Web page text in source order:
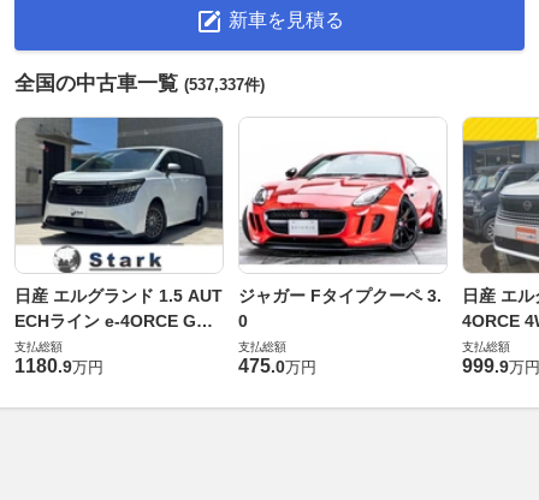
新車を見積る
全国の中古車一覧 (537,337件)
日産 エルグランド 1.5 AUT
ECHライン e-4ORCE Gス
ペック 4WD
支払総額
1180.9万円
ジャガー Fタイプクーペ 3.
0
支払総額
475.0万円
日産 エ
4ORCE
支払総額
999.9万円